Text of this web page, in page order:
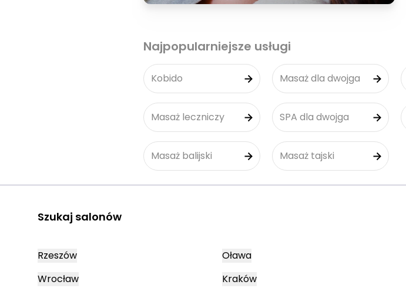
Najpopularniejsze usługi
Kobido Masaż dla dwojga
Masaż leczniczy SPA dla dwojga
Masaż balijski Masaż tajski
Szukaj salonów
Rzeszów
Wrocław
Oława
Kraków